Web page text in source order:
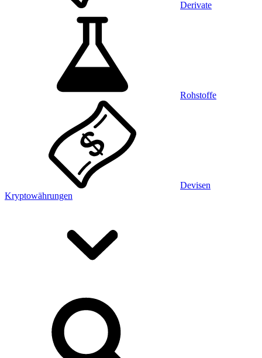
Derivate
Rohstoffe
Devisen
Kryptowährungen